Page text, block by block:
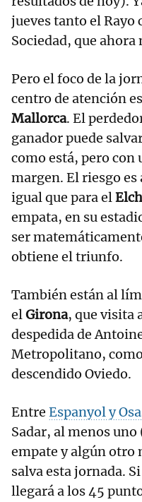
jueves tanto el Rayo
Sociedad, que
Pero el foco de la
centro de atención
Mallorca. El
ganador puede
como está, pero con
margen. El riesgo
igual que para el
empata, en su
ser
obtiene el triunfo.
También están al
elGirona, que visita
despedida de
Metropolitano,
descendido Oviedo.
Entre Espanyol y
Sadar, al menos
empate y algún otro
salva esta jornada.
llegará a los 45